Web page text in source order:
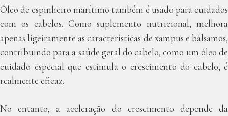
Óleo de espinheiro marítimo também é usado para cuidados
com os cabelos. Como suplemento nutricional, melhora
apenas ligeiramente as características de xampus e bálsamos,
contribuindo para a saúde geral do cabelo, como um óleo de
cuidado especial que estimula o crescimento do cabelo, é
realmente eficaz.
No entanto, a aceleração do crescimento depende da